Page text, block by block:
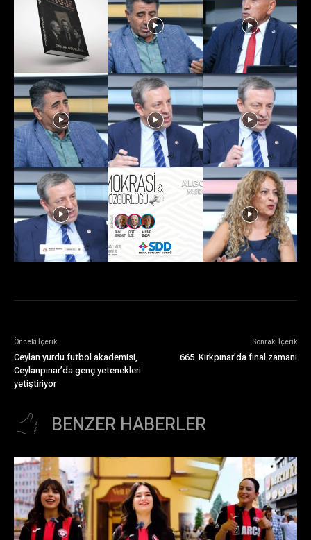
Önceki İçerik
Ceylan yurdu futbol akademisi,
Ceylanpınar’da genç yetenekleri
yetiştiriyor
Sonraki İçerik
665. Kırkpınar’da final zamanı
BENZER HABERLER